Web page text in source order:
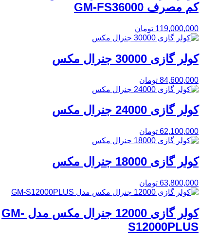
کم مصرف GM-FS36000
119,000,000 تومان
کولر گازی 30000 جنرال مکس
84,600,000 تومان
کولر گازی 24000 جنرال مکس
62,100,000 تومان
کولر گازی 18000 جنرال مکس
63,800,000 تومان
کولر گازی 12000 جنرال مکس مدل GM-
S12000PLUS